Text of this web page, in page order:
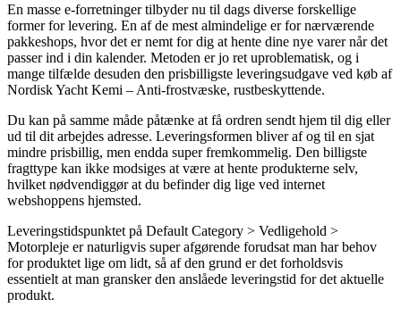
En masse e-forretninger tilbyder nu til dags diverse forskellige
former for levering. En af de mest almindelige er for nærværende
pakkeshops, hvor det er nemt for dig at hente dine nye varer når det
passer ind i din kalender. Metoden er jo ret uproblematisk, og i
mange tilfælde desuden den prisbilligste leveringsudgave ved køb af
Nordisk Yacht Kemi – Anti-frostvæske, rustbeskyttende.
Du kan på samme måde påtænke at få ordren sendt hjem til dig eller
ud til dit arbejdes adresse. Leveringsformen bliver af og til en sjat
mindre prisbillig, men endda super fremkommelig. Den billigste
fragttype kan ikke modsiges at være at hente produkterne selv,
hvilket nødvendiggør at du befinder dig lige ved internet
webshoppens hjemsted.
Leveringstidspunktet på Default Category > Vedligehold >
Motorpleje er naturligvis super afgørende forudsat man har behov
for produktet lige om lidt, så af den grund er det forholdsvis
essentielt at man gransker den anslåede leveringstid for det aktuelle
produkt.